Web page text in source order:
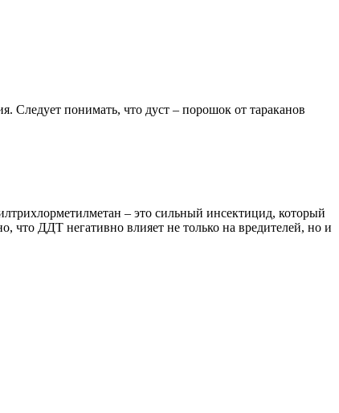
Следует понимать, что дуст – порошок от тараканов
– это сильный инсектицид, который
что ДДТ негативно влияет не только на вредителей, но и